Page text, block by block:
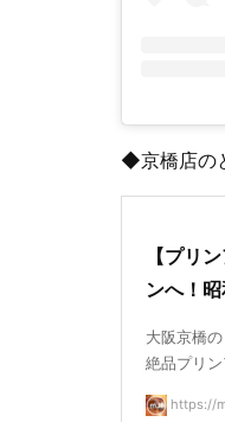
◆京橋店の
【プリ
ンへ！
大阪京橋
絶品プリ
https://